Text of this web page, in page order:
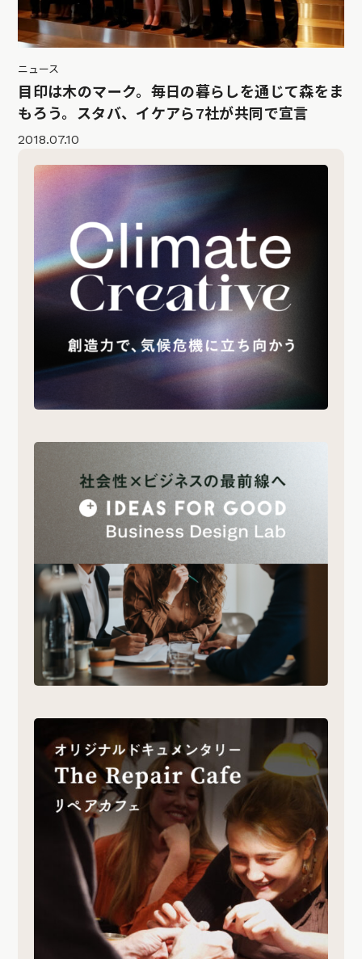
ニュース
目印は木のマーク。毎日の暮らしを通じて森をま
もろう。スタバ、イケアら7社が共同で宣言
2018.07.10